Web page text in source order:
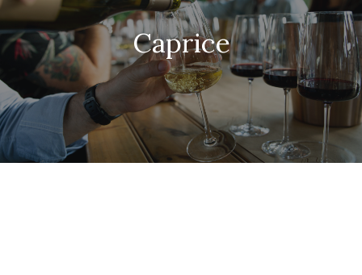
LES VINS
PRODUCTEURS
NEWS
A PROPOS
CONTACT
RECHERCHE
Caprice